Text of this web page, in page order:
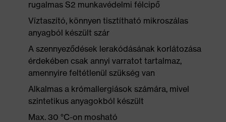
rugalmas S2 munkavédelmi félcipő
Víztaszító, könnyen tisztítható mikroszálas
anyagból készült szár
A szennyeződések lerakódásának korlátozása
érdekében csak annyi varratot tartalmaz,
amennyire feltétlenül szükség van
Alkalmas a krómallergiások számára, mivel
szintetikus anyagokból készült
Max. 30 °C-on mosható